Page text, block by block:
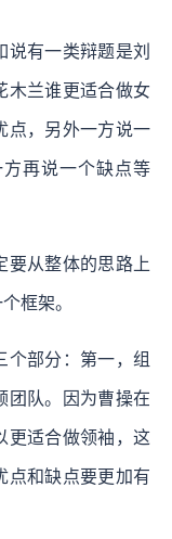
说有一类辩题是刘
木兰谁更适合做女
点，另外一方说一
再说一个缺点等
要从整体的思路上
框架。
个部分：第一，组
团队。因为曹操在
更适合做领袖，这
点和缺点要更加有